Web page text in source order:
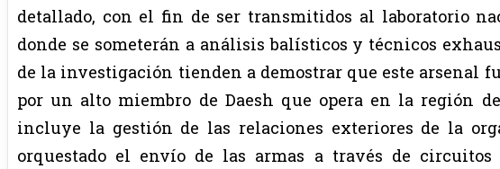
detallado, con el fin de ser transmitidos al laboratorio
donde se someterán a análisis balísticos y técnicos
de la investigación tienden a demostrar que este arsenal
por un alto miembro de Daesh que opera en la región
incluye la gestión de las relaciones exteriores de la
orquestado el envío de las armas a través de circuitos